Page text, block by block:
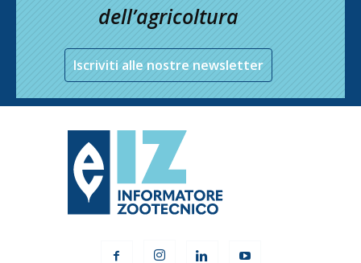
dell’agricoltura
Iscriviti alle nostre newsletter